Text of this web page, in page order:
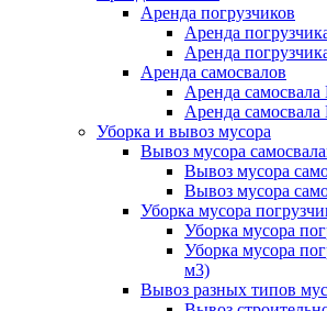
Аренда погрузчиков
Аренда
Аренда
Аренда самосвалов
Аренда
Аренда
Уборка и вывоз мусора
Вывоз мусора
Вывоз мусора
Вывоз мусора
Уборка мусора
Уборка мусора
Уборка мусора
м3)
Вывоз разных типов